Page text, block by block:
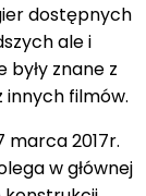
dostępnych
ale i
znane z
filmów.
marca 2017r.
w głównej